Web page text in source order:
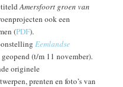
Amersfoort groen van
ook een
(PDF).
Eemlandse
(t/m 11 november).
originele
prenten en foto’s van